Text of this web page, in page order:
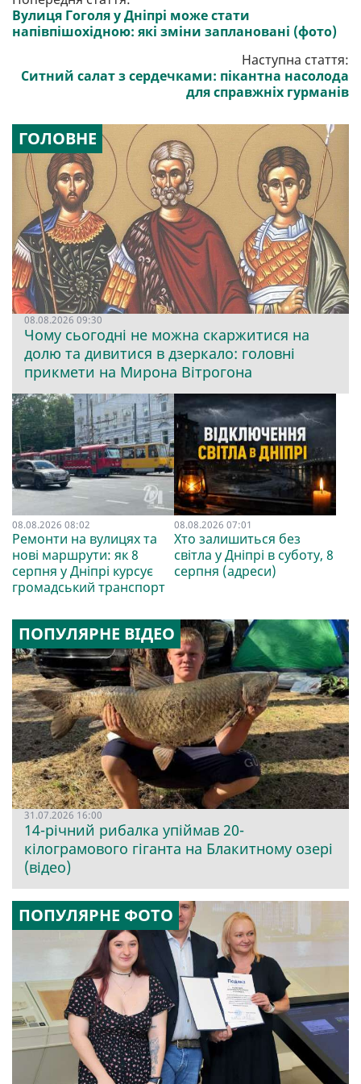
Вулиця Гоголя у Дніпрі може стати
напівпішохідною: які зміни заплановані (фото)
Наступна стаття:
Ситний салат з сердечками: пікантна насолода
для справжніх гурманів
ГОЛОВНЕ
08.08.2026 09:30
Чому сьогодні не можна скаржитися на
долю та дивитися в дзеркало: головні
прикмети на Мирона Вітрогона
08.08.2026 08:02
Ремонти на вулицях та
нові маршрути: як 8
серпня у Дніпрі курсує
громадський транспорт
08.08.2026 07:01
Хто залишиться без
світла у Дніпрі в суботу, 8
серпня (адреси)
ПОПУЛЯРНЕ ВІДЕО
31.07.2026 16:00
14-річний рибалка упіймав 20-
кілограмового гіганта на Блакитному озері
(відео)
ПОПУЛЯРНЕ ФОТО